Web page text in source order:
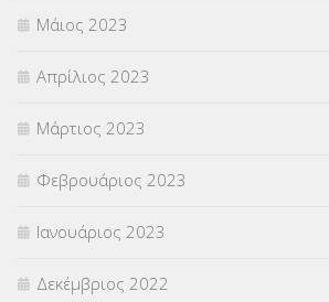
Μάιος 2023
Απρίλιος 2023
Μάρτιος 2023
Φεβρουάριος 2023
Ιανουάριος 2023
Δεκέμβριος 2022